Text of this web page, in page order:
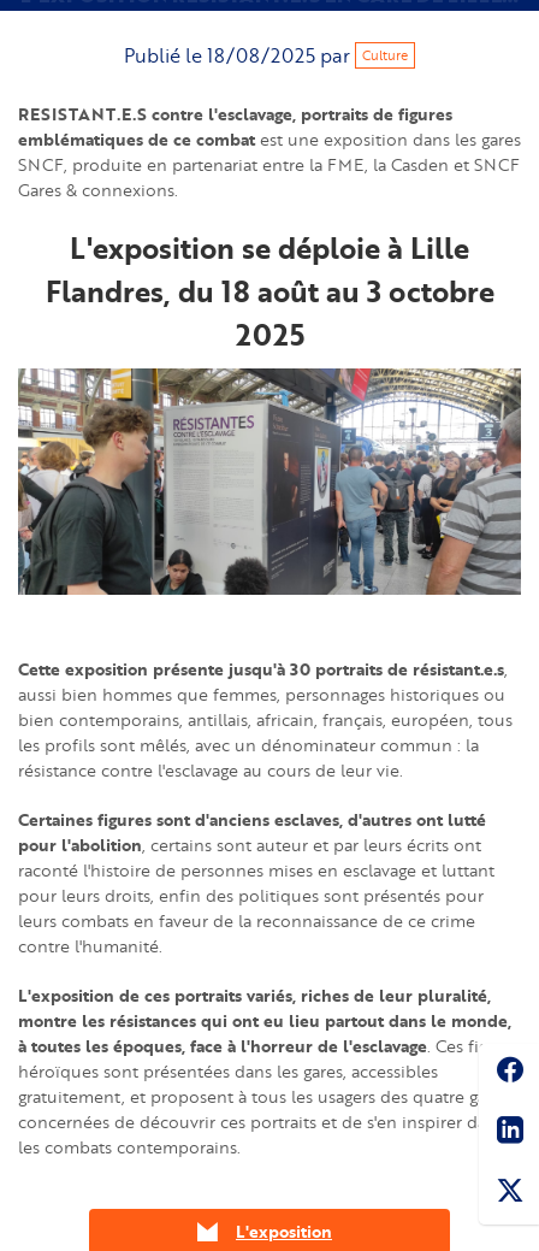
Publié le18/08/2025 par Culture
RESISTANT.E.S contre l'esclavage, portraits de figures
emblématiques de ce combatest une exposition dans les gares
SNCF, produite en partenariat entre la FME, la Casden et SNCF
Gares & connexions.
L'exposition se déploie à Lille
Flandres, du 18 août au 3 octobre
2025
Cette exposition présente jusqu'à 30 portraits de résistant.e.s,
aussi bien hommes que femmes, personnages historiques ou
bien contemporains, antillais, africain, français, européen, tous
les profils sont mêlés, avec un dénominateur commun : la
résistance contre l'esclavage au cours de leur vie.
Certaines figures sont d'anciens esclaves, d'autres ont lutté
pour l'abolition, certains sont auteur et par leurs écrits ont
raconté l'histoire de personnes mises en esclavage et luttant
pour leurs droits, enfin des politiques sont présentés pour
leurs combats en faveur de la reconnaissance de ce crime
contre l'humanité.
L'exposition de ces portraits variés, riches de leur pluralité,
montre les résistances qui ont eu lieu partout dans le monde,
à toutes les époques, face à l'horreur de l'esclavage. Ces figures
héroïques sont présentées dans les gares, accessibles
gratuitement, et proposent à tous les usagers des quatre gares
concernées de découvrir ces portraits et de s'en inspirer dans
les combats contemporains.
L'exposition